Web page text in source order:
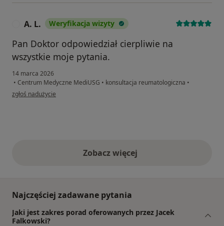
A. L. Weryfikacja wizyty
Pan Doktor odpowiedział cierpliwie na
wszystkie moje pytania.
14 marca 2026
• Centrum Medyczne MediUSG • konsultacja reumatologiczna •
w opinii użytkownika A. L.
zgłoś nadużycie
Zobacz więcejopinie powyżej
Najczęściej zadawane pytania
Jaki jest zakres porad oferowanych przez Jacek
Falkowski?